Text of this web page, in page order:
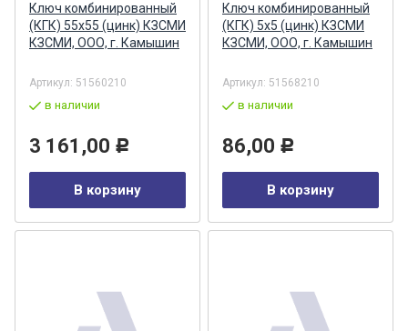
Ключ комбинированный
(КГК) 55х55 (цинк) КЗСМИ
КЗСМИ, ООО, г. Камышин
Артикул: 51560210
в наличии
3 161,00 Р
В корзину
Ключ комбинированный
(КГК) 5х5 (цинк) КЗСМИ
КЗСМИ, ООО, г. Камышин
Артикул: 51568210
в наличии
86,00 Р
В корзину